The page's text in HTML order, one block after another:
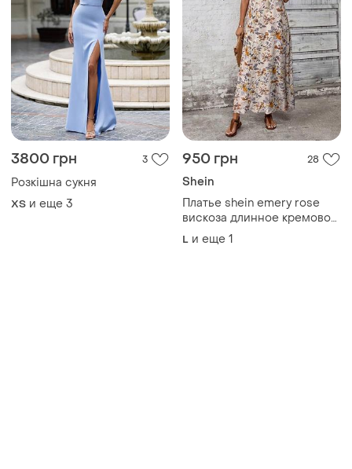
3800 грн 3
Розкішна сукня
ХS и еще 3
950 грн 28
Shein
Платье shein emery rose
вискоза длинное кремовое
l-xl
L и еще 1